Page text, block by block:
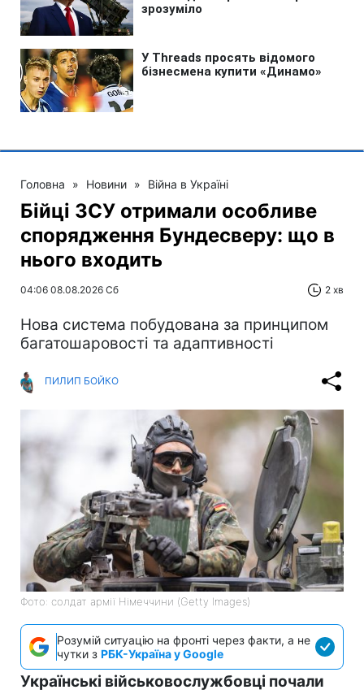
Головна » Новини » Війна в Україні
Бійці ЗСУ отримали особливе
спорядження Бундесверу: що в
нього входить
04:06 08.08.2026 Сб 2 хв
Нова система побудована за принципом
багатошаровості та адаптивності
ПИЛИП БОЙКО
Фото: солдат армії Німеччини (Getty Images)
Розумій ситуацію на фронті через факти, а не
чутки з РБК-Україна у Google
Українські військовослужбовці почали